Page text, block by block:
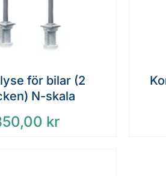
för bilar (2
N-skala
kr